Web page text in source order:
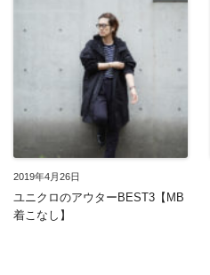
2019年4月26日
ユニクロのアウターBEST3【MB
着こなし】